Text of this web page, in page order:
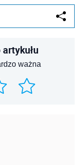
ważna